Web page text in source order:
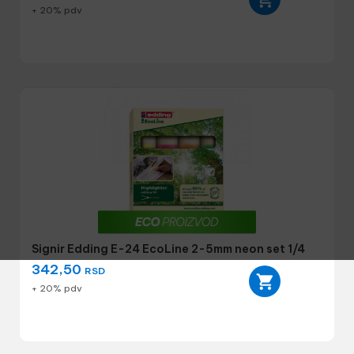
+ 20% pdv
Signir Edding E-24 EcoLine 2-5mm neon set 1/4
342,50 RSD
+ 20% pdv